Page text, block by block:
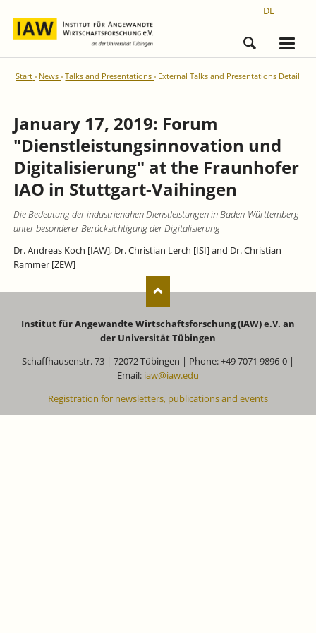
DE
Start News Talks and Presentations External Talks and Presentations Detail
January 17, 2019: Forum
"Dienstleistungsinnovation und
Digitalisierung" at the Fraunhofer
IAO in Stuttgart-Vaihingen
Die Bedeutung der industrienahen Dienstleistungen in Baden-Württemberg
unter besonderer Berücksichtigung der Digitalisierung
Dr. Andreas Koch [IAW], Dr. Christian Lerch [ISI] and Dr. Christian
Rammer [ZEW]
Institut für Angewandte Wirtschaftsforschung (IAW) e.V. an
der Universität Tübingen
Schaffhausenstr. 73 | 72072 Tübingen | Phone: +49 7071 9896-0 |
Email: iaw@iaw.edu
Registration for newsletters, publications and events